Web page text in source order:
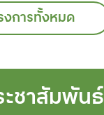
งการทั้งหมด
ชาสัมพันธ์